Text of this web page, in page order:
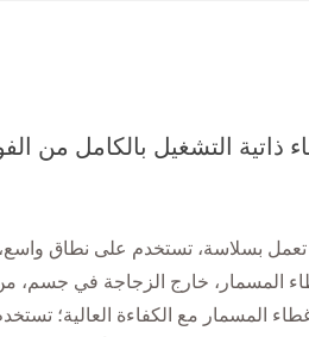
تعمل بسلاسة، تستخدم على نطاق
المسمار، خارج الزجاجة في جسم،